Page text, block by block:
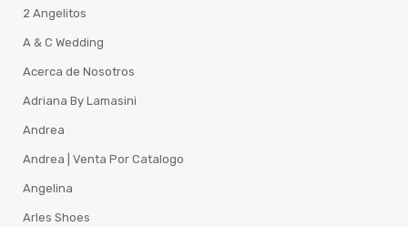
2 Angelitos
A & C Wedding
Acerca de Nosotros
Adriana By Lamasini
Andrea
Andrea | Venta Por Catalogo
Angelina
Arles Shoes